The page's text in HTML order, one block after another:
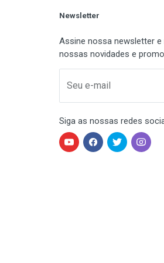
Newsletter
Assine nossa newsletter
nossas novidades e
Seu e-mail
Siga as nossas redes